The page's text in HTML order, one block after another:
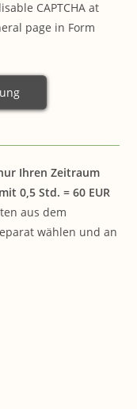
Ihren Zeitraum
0,5 Std. = 60 EUR
aus dem
wählen und an